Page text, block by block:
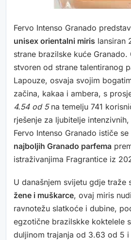
Fervo Intenso Granado
unisex orientalni miris lansiran
strane brazilske kuće Granado.
stvoren od strane talentiranog
Lapouze, osvaja svojim
začina, kakaa i ambera, s
4.54 od 5na temelju 741
rješenje za ljubitelje
Fervo Intenso Granado ističe
najboljih Granado parfema
istraživanjima Fragrantice iz
U današnjem svijetu gdje traže
žene i muškarce, ovaj miris
ravnotežu slatkoće i dubine,
egzotične brazilskke koktelele
duljinom trajanja od 3.63 od 5